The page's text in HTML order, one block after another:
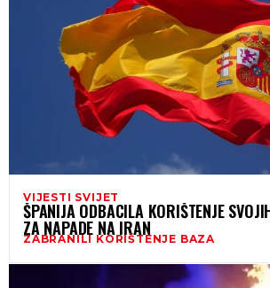
VIJESTI SVIJET
ŠPANIJA ODBACILA KORIŠTENJE
ZA NAPADE NA IRAN
ZABRANILI KORIŠTENJE BAZA